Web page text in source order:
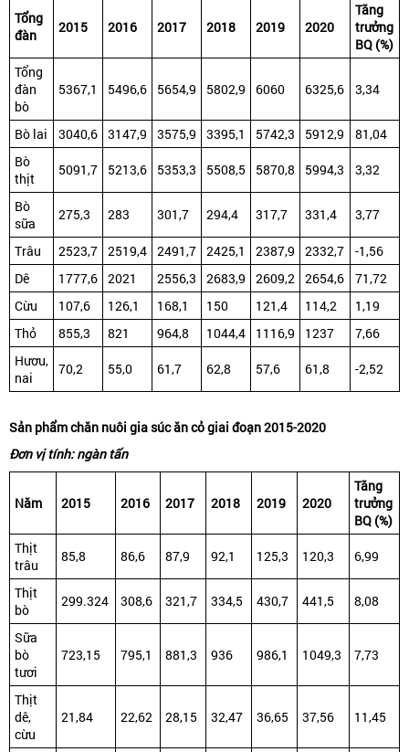
Tổng
đàn
2015 2016 2017 2018 2019 2020
Tăng
trưởng
BQ (%)
Tổng
đàn
bò
5367,1 5496,6 5654,9 5802,9 6060 6325,6 3,34
Bò lai 3040,6 3147,9 3575,9 3395,1 5742,3 5912,9
81,04
Bò
thịt
5091,7 5213,6 5353,3 5508,5 5870,8 5994,3 3,32
Bò
sữa
275,3 283 301,7 294,4 317,7 331,4 3,77
Trâu 2523,7 2519,4 2491,7 2425,1 2387,9 2332,7
-1,56
Dê
1777,6 2021 2556,3 2683,9 2609,2 2654,6
71,72
Cừu
107,6 126,1 168,1 150 121,4 114,2
1,19
Thỏ
855,3 821 964,8 1044,4 1116,9 1237
7,66
Hươu,
nai
70,2 55,0 61,7 62,8 57,6 61,8 -2,52
Sản phẩm chăn nuôi gia súc ăn cỏ giai đoạn 2015-2020
Đơn vị tính: ngàn tấn
Năm 2015 2016 2017 2018 2019 2020
Tăng
trưởng
BQ (%)
Thịt
trâu
85,8 86,6 87,9 92,1 125,3 120,3 6,99
Thịt
bò
299.324 308,6 321,7 334,5 430,7 441,5 8,08
Sữa
bò
tươi
723,15 795,1 881,3 936 986,1 1049,3 7,73
Thịt
dê,
cừu
21,84 22,62 28,15 32,47 36,65 37,56 11,45